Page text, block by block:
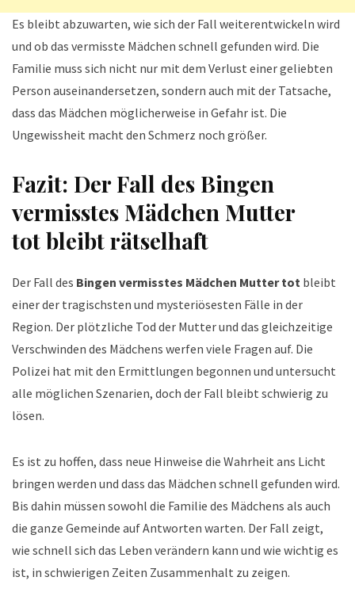
Es bleibt abzuwarten, wie sich der Fall weiterentwickeln wird
und ob das vermisste Mädchen schnell gefunden wird. Die
Familie muss sich nicht nur mit dem Verlust einer geliebten
Person auseinandersetzen, sondern auch mit der Tatsache,
dass das Mädchen möglicherweise in Gefahr ist. Die
Ungewissheit macht den Schmerz noch größer.
Fazit: Der Fall des Bingen
vermisstes Mädchen Mutter
totbleibt rätselhaft
Der Fall des Bingen vermisstes Mädchen Mutter tot bleibt
einer der tragischsten und mysteriösesten Fälle in der
Region. Der plötzliche Tod der Mutter und das gleichzeitige
Verschwinden des Mädchens werfen viele Fragen auf. Die
Polizei hat mit den Ermittlungen begonnen und untersucht
alle möglichen Szenarien, doch der Fall bleibt schwierig zu
lösen.
Es ist zu hoffen, dass neue Hinweise die Wahrheit ans Licht
bringen werden und dass das Mädchen schnell gefunden wird.
Bis dahin müssen sowohl die Familie des Mädchens als auch
die ganze Gemeinde auf Antworten warten. Der Fall zeigt,
wie schnell sich das Leben verändern kann und wie wichtig es
ist, in schwierigen Zeiten Zusammenhalt zu zeigen.